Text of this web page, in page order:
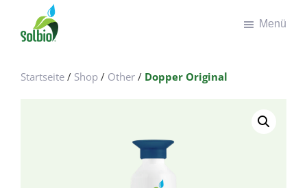
springen
Fußzeile
springen
Solbio
green
Menü
Startseite / Shop / Other / Dopper Original